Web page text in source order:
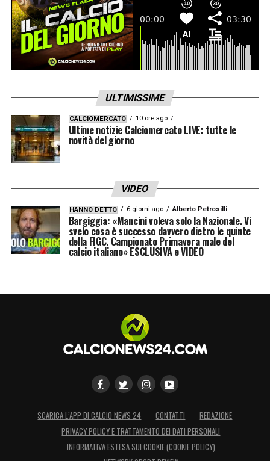
ULTIMISSIME
CALCIOMERCATO 10 ore ago
Ultime notizie Calciomercato LIVE: tutte le
novità del giorno
VIDEO
HANNO DETTO 6 giorni ago Alberto Petrosilli
Bargiggia: «Mancini voleva solo la Nazionale. Vi
svelo cosa è successo davvero dietro le quinte
della FIGC. Campionato Primavera male del
calcio italiano» ESCLUSIVA e VIDEO
SCARICA L’APP DI CALCIO NEWS 24 CONTATTI
REDAZIONE
PRIVACY POLICY E TRATTAMENTO DEI DATI PERSONALI
INFORMATIVA ESTESA SUI COOKIE (COOKIE POLICY)